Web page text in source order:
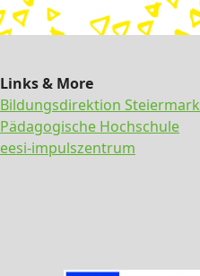
Links & More
Bildungsdirektion Steiermark
Pädagogische Hochschule
eesi-impulszentrum